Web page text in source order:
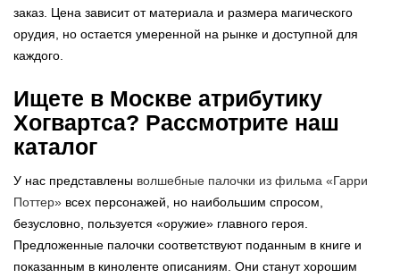
заказ. Цена зависит от материала и размера магического
орудия, но остается умеренной на рынке и доступной для
каждого.
Ищете в Москве атрибутику
Хогвартса? Рассмотрите наш
каталог
У нас представлены волшебные палочки из фильма «Гарри
Поттер» всех персонажей, но наибольшим спросом,
безусловно, пользуется «оружие» главного героя.
Предложенные палочки соответствуют поданным в книге и
показанным в киноленте описаниям. Они станут хорошим